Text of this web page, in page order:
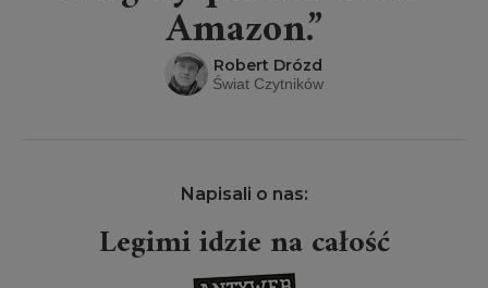
Amazon.”
Robert Drózd
Świat Czytników
Napisali o nas:
Legimi idzie na całość